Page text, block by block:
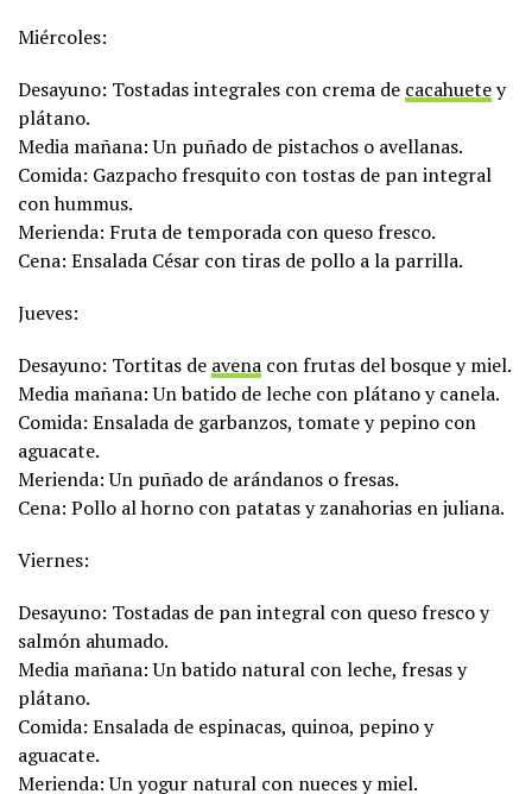
Miércoles:
Desayuno: Tostadas integrales con crema de cacahuetey
plátano.
Media mañana: Un puñado de pistachos o avellanas.
Comida: Gazpacho fresquito con tostas de pan integral
con hummus.
Merienda: Fruta de temporada con queso fresco.
Cena: Ensalada César con tiras de pollo a la parrilla.
Jueves:
Desayuno: Tortitas de avena con frutas del bosque y miel.
Media mañana: Un batido de leche con plátano y canela.
Comida: Ensalada de garbanzos, tomate y pepino con
aguacate.
Merienda: Un puñado de arándanos o fresas.
Cena: Pollo al horno con patatas y zanahorias en juliana.
Viernes:
Desayuno: Tostadas de pan integral con queso fresco y
salmón ahumado.
Media mañana: Un batido natural con leche, fresas y
plátano.
Comida: Ensalada de espinacas, quinoa, pepino y
aguacate.
Merienda: Un yogur natural con nueces y miel.